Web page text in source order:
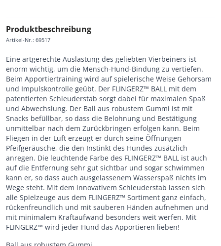
Produktbeschreibung
Artikel-Nr.: 69517
Eine artgerechte Auslastung des geliebten Vierbeiners ist
enorm wichtig, um die Mensch-Hund-Bindung zu vertiefen.
Beim Apportiertraining wird auf spielerische Weise Gehorsam
und Impulskontrolle geübt. Der FLINGERZ™ BALL mit dem
patentierten Schleuderstab sorgt dabei für maximalen Spaß
und Abwechslung. Der Ball aus robustem Gummi ist mit
Snacks befüllbar, so dass die Belohnung und Bestätigung
unmittelbar nach dem Zurückbringen erfolgen kann. Beim
Fliegen in der Luft erzeugt er durch seine Öffnungen
Pfeifgeräusche, die den Instinkt des Hundes zusätzlich
anregen. Die leuchtende Farbe des FLINGERZ™ BALL ist auch
auf die Entfernung sehr gut sichtbar und sogar schwimmen
kann er, so dass auch ausgelassenem Wasserspaß nichts im
Wege steht. Mit dem innovativem Schleuderstab lassen sich
alle Spielzeuge aus dem FLINGERZ™ Sortiment ganz einfach,
rückenfreundlich und mit sauberen Händen aufnehmen und
mit minimalem Kraftaufwand besonders weit werfen. Mit
FLINGERZ™ wird jeder Hund das Apportieren lieben!